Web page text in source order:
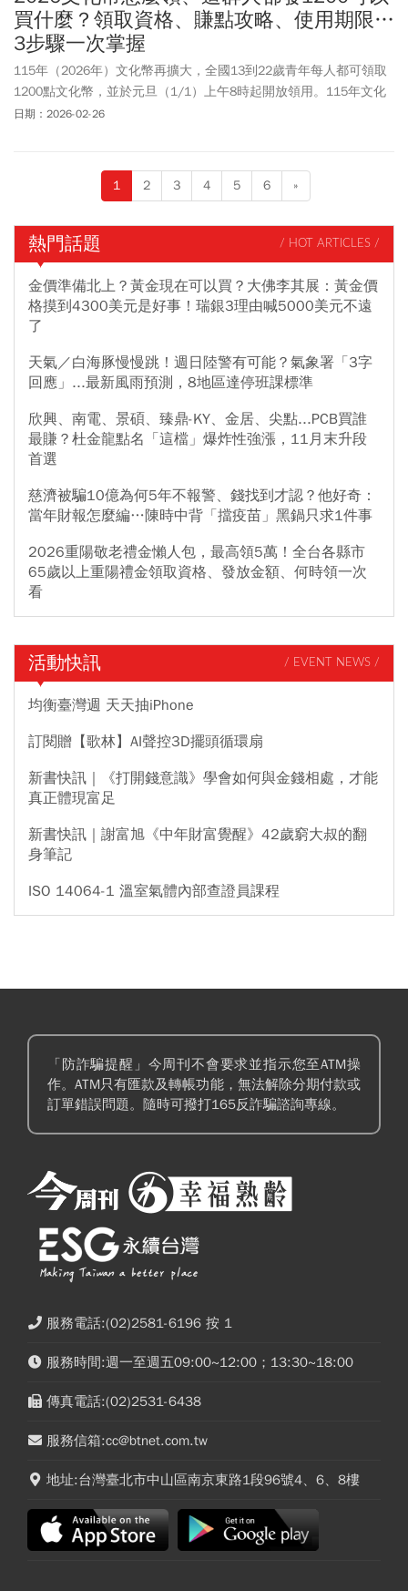
買什麼？領取資格、賺點攻略、使用期限…
3步驟一次掌握
115年（2026年）文化幣再擴大，全國13到22歲青年每人都可領取
1200點文化幣，並於元旦（1/1）上午8時起開放領用。115年文化
幣領取資格、文化幣怎麼領、文化幣APP遊戲化怎麼玩、加碼賺點有
歐趴金，搭配原有回饋機制，單次最高可回饋200點，還不限次數，
寒假看國片更划算！
日期：2026-02-26
1 2 3 4 5 6 »
熱門話題 / HOT ARTICLES /
金價準備北上？黃金現在可以買？大佛李其展：黃金價
格摸到4300美元是好事！瑞銀3理由喊5000美元不遠
了
天氣／白海豚慢慢跳！週日陸警有可能？氣象署「3字
回應」...最新風雨預測，8地區達停班課標準
欣興、南電、景碩、臻鼎-KY、金居、尖點...PCB買誰
最賺？杜金龍點名「這檔」爆炸性強漲，11月末升段
首選
慈濟被騙10億為何5年不報警、錢找到才認？他好奇：
當年財報怎麼編…陳時中背「擋疫苗」黑鍋只求1件事
2026重陽敬老禮金懶人包，最高領5萬！全台各縣市
65歲以上重陽禮金領取資格、發放金額、何時領一次
看
活動快訊 / EVENT NEWS /
均衡臺灣週 天天抽iPhone
訂閱贈【歌林】AI聲控3D擺頭循環扇
新書快訊｜《打開錢意識》學會如何與金錢相處，才能
真正體現富足
新書快訊｜謝富旭《中年財富覺醒》42歲窮大叔的翻
身筆記
ISO 14064-1 溫室氣體內部查證員課程
「防詐騙提醒」今周刊不會要求並指示您至ATM操
作。ATM只有匯款及轉帳功能，無法解除分期付款或
訂單錯誤問題。隨時可撥打165反詐騙諮詢專線。
服務電話:(02)2581-6196 按 1
服務時間:週一至週五09:00~12:00；13:30~18:00
傳真電話:(02)2531-6438
服務信箱:cc@btnet.com.tw
地址:台灣臺北市中山區南京東路1段96號4、6、8樓